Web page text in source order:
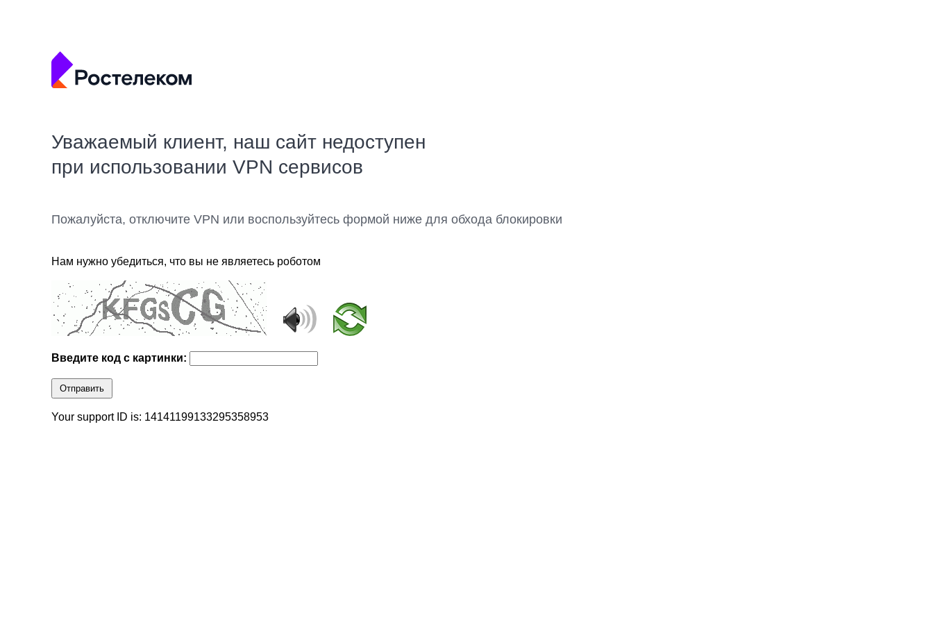
Уважаемый клиент, наш сайт недоступен
при использовании VPN сервисов
Пожалуйста, отключите VPN или воспользуйтесь формой ниже для обхода блокировки
Нам нужно убедиться, что вы не являетесь роботом
Введите код с картинки:
Отправить
Your support ID is: 14141199133295358953